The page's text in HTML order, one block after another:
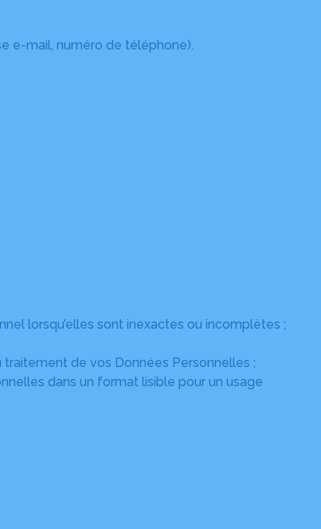
e-mail, numéro de téléphone).
lorsqu’elles sont inexactes ou incomplètes ;
de vos Données Personnelles ;
dans un format lisible pour un usage